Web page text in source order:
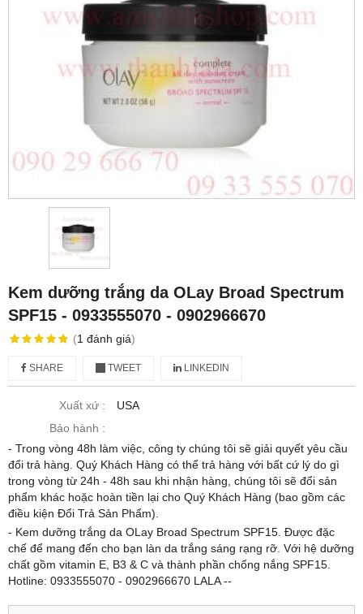
Kem dưỡng trắng da OLay Broad Spectrum
SPF15 - 0933555070 - 0902966670
(1 đánh giá)
SHARE TWEET LINKEDIN
Xuất xứ :
USA
Bảo hành :
- Trong vòng 48h làm việc, công ty chúng tôi sẽ giải quyết yêu cầu
đổi trả hàng. Quý Khách Hàng có thể trả hàng với bất cứ lý do gì
trong vòng từ 24h - 48h sau khi nhận hàng, chúng tôi sẽ đổi sản
phẩm khác hoặc hoàn tiền lại cho Quý Khách Hàng (bao gồm các
điều kiện Đổi Trả Sản Phẩm).
- Kem dưỡng trắng da OLay Broad Spectrum SPF15. Được đặc
chế để mang đến cho bạn làn da trắng sáng rạng rỡ. Với hệ dưỡng
chất gồm vitamin E, B3 & C và thành phần chống nắng SPF15.
Hotline: 0933555070 - 0902966670 LALA --